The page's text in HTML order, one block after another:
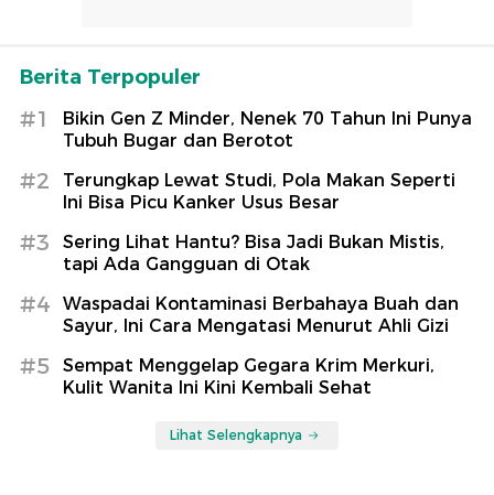
Berita Terpopuler
#1
Bikin Gen Z Minder, Nenek 70 Tahun Ini Punya
Tubuh Bugar dan Berotot
#2
Terungkap Lewat Studi, Pola Makan Seperti
Ini Bisa Picu Kanker Usus Besar
#3
Sering Lihat Hantu? Bisa Jadi Bukan Mistis,
tapi Ada Gangguan di Otak
#4
Waspadai Kontaminasi Berbahaya Buah dan
Sayur, Ini Cara Mengatasi Menurut Ahli Gizi
#5
Sempat Menggelap Gegara Krim Merkuri,
Kulit Wanita Ini Kini Kembali Sehat
Lihat Selengkapnya